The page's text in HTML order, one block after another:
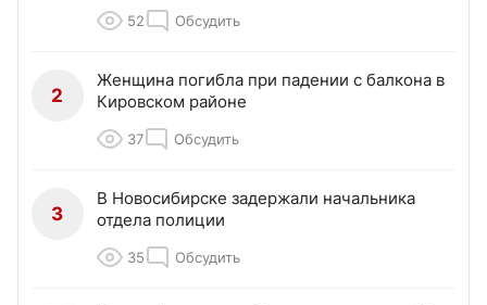
52 Обсудить
2
Женщина погибла при падении с балкона в
Кировском районе
37 Обсудить
3
В Новосибирске задержали начальника
отдела полиции
35 Обсудить